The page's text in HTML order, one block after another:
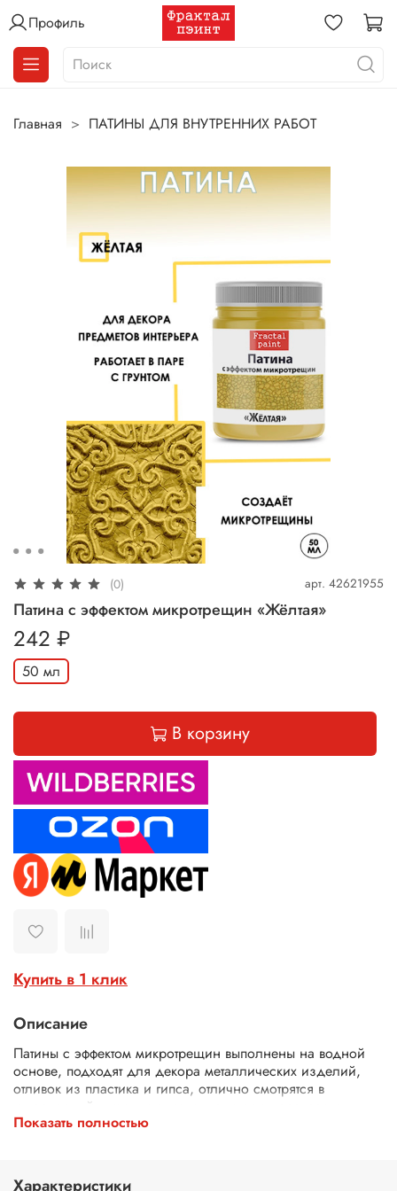
Профиль
Главная ПАТИНЫ ДЛЯ ВНУТРЕННИХ РАБОТ
(0) арт. 42621955
Патина с эффектом микротрещин «Жёлтая»
242 ₽
50 мл
В корзину
Купить в 1 клик
Описание
Патины с эффектом микротрещин выполнены на водной
основе, подходят для декора металлических изделий,
отливок из пластика и гипса, отлично смотрятся в
интерьерной живописи, используются в перекраске
мебели.
Показать полностью
Характеристики